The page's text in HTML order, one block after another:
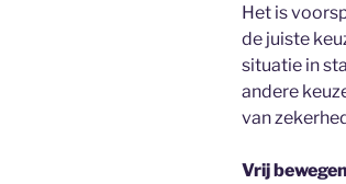
Het is
de juiste
situatie in
andere
van
Vrij bewegen